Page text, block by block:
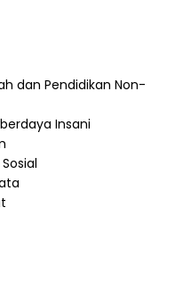
dan Pendidikan Non-
Insani